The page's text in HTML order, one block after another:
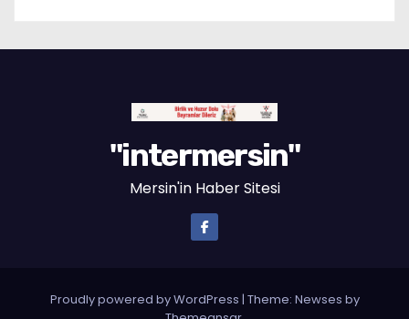
"intermersin"
Mersin'in Haber Sitesi
Proudly powered by WordPress | Theme: Newses by